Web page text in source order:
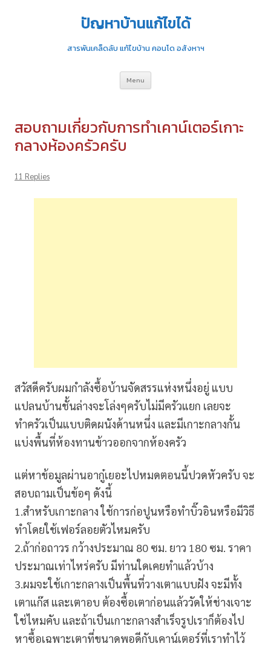
ปัญหาบ้านแก้ไขได้
สารพันเคล็ดลับ แก้ไขบ้าน คอนโด อสังหาฯ
Menu
สอบถามเกี่ยวกับการทำเคาน์เตอร์เกาะ
กลางห้องครัวครับ
11 Replies
สวัสดีครับผมกำลังซื้อบ้านจัดสรรแห่งหนึ่งอยู่ แบบ
แปลนบ้านชั้นล่างจะโล่งๆครับไม่มีครัวแยก เลยจะ
ทำครัวเป็นแบบติดผนังด้านหนึ่ง และมีเกาะกลางกั้น
แบ่งพื้นที่ห้องทานข้าวออกจากห้องครัว
แต่หาข้อมูลผ่านอากู๋เยอะไปหมดตอนนี้ปวดหัวครับ จะ
สอบถามเป็นข้อๆ ดังนี้
1.สำหรับเกาะกลาง ใช้การก่อปูนหรือทำบิ๊วอินหรือมีวิธี
ทำโดยใช้เฟอร์ลอยตัวไหมครับ
2.ถ้าก่อถาวร กว้างประมาณ 80 ซม. ยาว 180 ซม. ราคา
ประมาณเท่าไหร่ครับ มีท่านใดเคยทำแล้วบ้าง
3.ผมจะใช้เกาะกลางเป็นพื้นที่วางเตาแบบฝัง จะมีทั้ง
เตาแก๊ส และเตาอบ ต้องซื้อเตาก่อนแล้ววัดให้ช่างเจาะ
ใช่ไหมคับ และถ้าเป็นเกาะกลางสำเร็จรูปเราก็ต้องไป
หาซื้อเฉพาะเตาที่ขนาดพอดีกับเคาน์เตอร์ที่เราทำไว้